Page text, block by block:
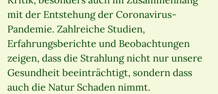
mit der Entstehung der Coronavirus-
Pandemie. Zahlreiche Studien,
Erfahrungsberichte und Beobachtungen
zeigen, dass die Strahlung nicht nur unsere
Gesundheit beeinträchtigt, sondern dass
auch die Natur Schaden nimmt.